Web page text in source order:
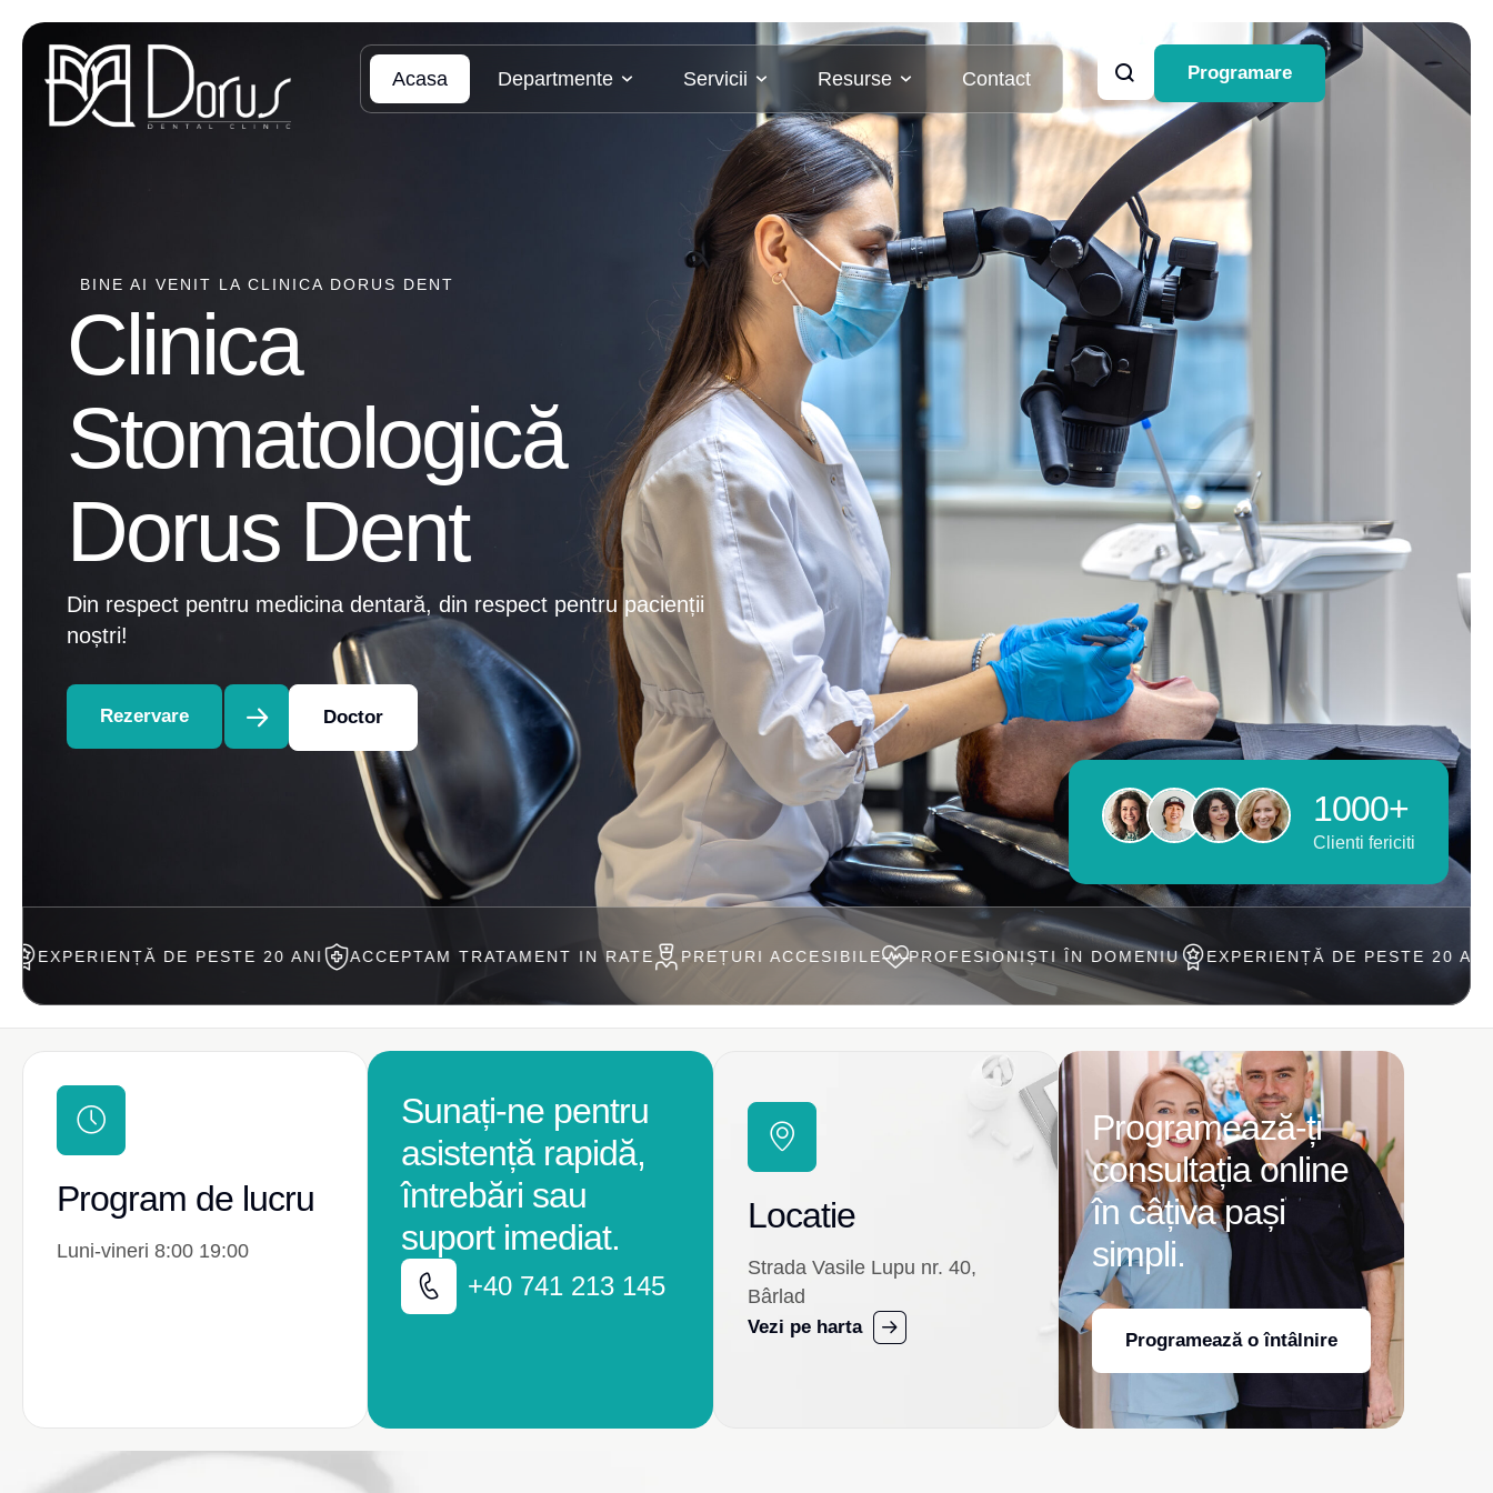
Acasa Departmente Servicii Resurse Contact Programare
BINE AI VENIT LA CLINICA DORUS DENT
Clinica
Stomatologică
Dorus Dent
Din respect pentru medicina dentară, din respect pentru pacienții
noștri!
Rezervare Doctor
1000+
Clienti fericiti
DE PESTE 20 ANI ACCEPTAM TRATAMENT IN RATE PREȚURI ACCESIBILE PROFESIONIȘTI ÎN DOMENIU EXPERIENȚĂ DE PESTE 20 ANI ACCEPTAM
Program de lucru
Luni-vineri 8:00 19:00
Sunați-ne pentru
asistență rapidă,
întrebări sau
suport imediat.
+40 741 213 145
Locatie
Strada Vasile Lupu nr. 40,
Bârlad
Vezi pe harta
Programează-ți
consultația online
în câțiva pași
simpli.
Programează o întâlnire